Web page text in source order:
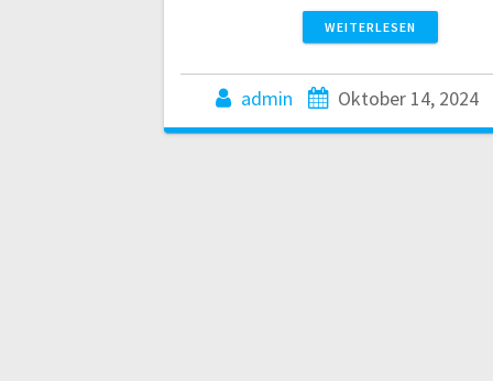
WEITERLESEN
admin Oktober 14, 2024